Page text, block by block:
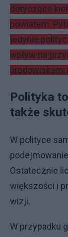
dotyczące
powiatem.
jedynie
wpływ na
środowiskami
Polityka
także
W polityce
Ostatecznie
większości i
wizji.
W przypadku